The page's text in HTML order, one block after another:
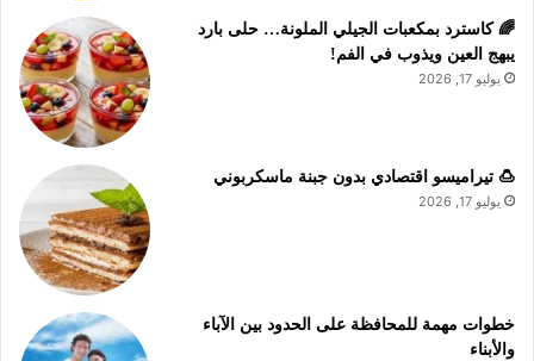
🌈 كاسترد بمكعبات الجيلي الملونة… حلى بارد
يبهج العين ويذوب في الفم!
يوليو 17, 2026
🍮 تيراميسو اقتصادي بدون جبنة ماسكربوني
يوليو 17, 2026
خطوات مهمة للمحافظة على الحدود بين الآباء
والأبناء